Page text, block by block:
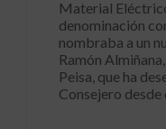
Material
denominación
nombraba a un
Ramón
Peisa, que ha
Consejero desde